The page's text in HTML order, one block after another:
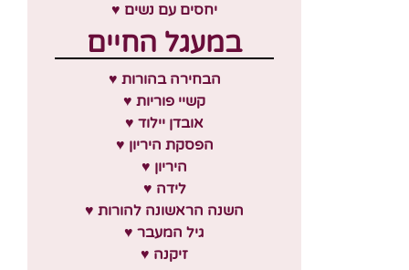
♥ יחסים עם נשים
במעגל החיים
♥ הבחירה בהורות
♥ קשיי פוריות
♥ אובדן יילוד
♥ הפסקת היריון
♥ היריון
♥ לידה
♥ השנה הראשונה להורות
♥ גיל המעבר
♥ זיקנה